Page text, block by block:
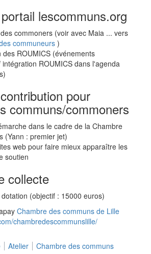
lescommuns.org
commoners (voir avec Maia ... vers
communeurs)
des ROUMICS (événements
ROUMICS dans l'agenda
pour
communs/commoners
dans le cadre de la Chambre
(Yann : premier jet)
web pour faire mieux apparaître les
soutien
collecte
(objectif : 15000 euros)
Chambre des communs de Lille
chambredescommunslille/
Atelier Chambre des communs